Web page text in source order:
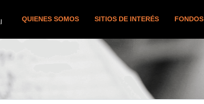
QUIENES SOMOS SITIOS DE INTERÉS FONDOS